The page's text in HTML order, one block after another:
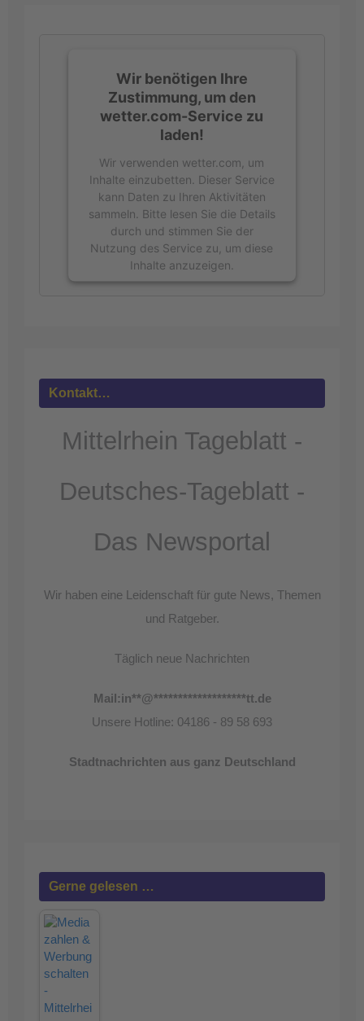
Wir benötigen Ihre
Zustimmung, um den
wetter.com-Service zu
laden!
Wir verwenden wetter.com, um
Inhalte einzubetten. Dieser Service
kann Daten zu Ihren Aktivitäten
sammeln. Bitte lesen Sie die Details
durch und stimmen Sie der
Nutzung des Service zu, um diese
Inhalte anzuzeigen.
powered byUsercentrics Consent
Management Platform
Kontakt…
Mittelrhein Tageblatt -
Deutsches-Tageblatt -
Das Newsportal
Wir haben eine Leidenschaft für gute News, Themen
und Ratgeber.
Täglich neue Nachrichten
Mail:in**@*******************tt.de
Unsere Hotline: 04186 - 89 58 693
Stadtnachrichten aus ganz Deutschland
Gerne gelesen …